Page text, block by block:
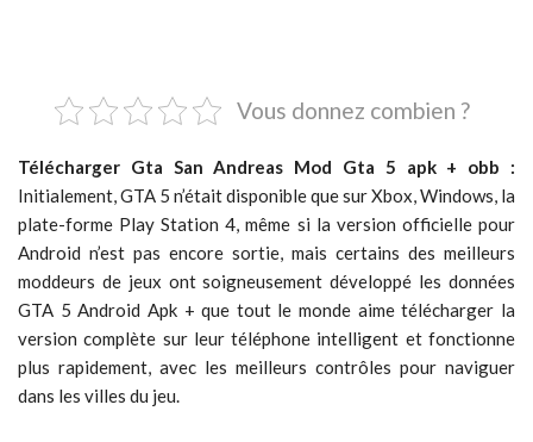
Vous donnez combien ?
Télécharger Gta San Andreas Mod Gta 5 apk + obb :
Initialement, GTA 5 n’était disponible que sur Xbox, Windows, la
plate-forme Play Station 4, même si la version officielle pour
Android n’est pas encore sortie, mais certains des meilleurs
moddeurs de jeux ont soigneusement développé les données
GTA 5 Android Apk + que tout le monde aime télécharger la
version complète sur leur téléphone intelligent et fonctionne
plus rapidement, avec les meilleurs contrôles pour naviguer
dans les villes du jeu.